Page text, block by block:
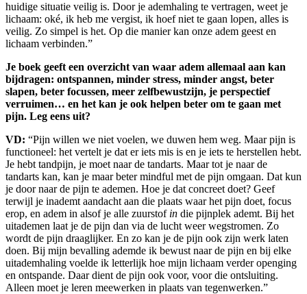
huidige situatie veilig is. Door je ademhaling te vertragen, weet je
lichaam: oké, ik heb me vergist, ik hoef niet te gaan lopen, alles is
veilig. Zo simpel is het. Op die manier kan onze adem geest en
lichaam verbinden.”
Je boek geeft een overzicht van waar adem allemaal aan kan
bijdragen: ontspannen, minder stress, minder angst, beter
slapen, beter focussen, meer zelfbewustzijn, je perspectief
verruimen… en het kan je ook helpen beter om te gaan met
pijn. Leg eens uit?
VD: “Pijn willen we niet voelen, we duwen hem weg. Maar pijn is
functioneel: het vertelt je dat er iets mis is en je iets te herstellen hebt.
Je hebt tandpijn, je moet naar de tandarts. Maar tot je naar de
tandarts kan, kan je maar beter mindful met de pijn omgaan. Dat kun
je door naar de pijn te ademen. Hoe je dat concreet doet? Geef
terwijl je inademt aandacht aan die plaats waar het pijn doet, focus
erop, en adem in alsof je alle zuurstof in die pijnplek ademt. Bij het
uitademen laat je de pijn dan via de lucht weer wegstromen. Zo
wordt de pijn draaglijker. En zo kan je de pijn ook zijn werk laten
doen. Bij mijn bevalling ademde ik bewust naar de pijn en bij elke
uitademhaling voelde ik letterlijk hoe mijn lichaam verder openging
en ontspande. Daar dient de pijn ook voor, voor die ontsluiting.
Alleen moet je leren meewerken in plaats van tegenwerken.”